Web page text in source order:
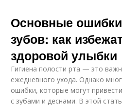
Основные
зубов: как
здоровой улыбки
Гигиена полости рта — это
ежедневного ухода. Однако
ошибки, которые могут
с зубами и деснами. В этой